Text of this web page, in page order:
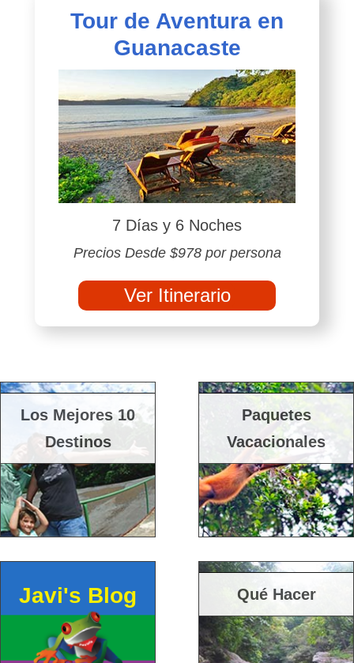
Tour de Aventura en
Guanacaste
7 Días y 6 Noches
Precios Desde $978 por persona
Ver Itinerario
Los Mejores 10
Destinos
Paquetes
Vacacionales
Javi's Blog Qué Hacer